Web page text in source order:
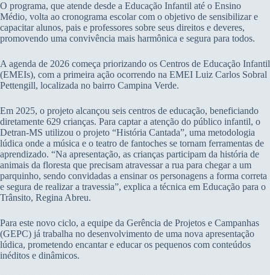
O programa, que atende desde a Educação Infantil até o Ensino
Médio, volta ao cronograma escolar com o objetivo de sensibilizar e
capacitar alunos, pais e professores sobre seus direitos e deveres,
promovendo uma convivência mais harmônica e segura para todos.
A agenda de 2026 começa priorizando os Centros de Educação Infantil
(EMEIs), com a primeira ação ocorrendo na EMEI Luiz Carlos Sobral
Pettengill, localizada no bairro Campina Verde.
Em 2025, o projeto alcançou seis centros de educação, beneficiando
diretamente 629 crianças. Para captar a atenção do público infantil, o
Detran-MS utilizou o projeto “História Cantada”, uma metodologia
lúdica onde a música e o teatro de fantoches se tornam ferramentas de
aprendizado. “Na apresentação, as crianças participam da história de
animais da floresta que precisam atravessar a rua para chegar a um
parquinho, sendo convidadas a ensinar os personagens a forma correta
e segura de realizar a travessia”, explica a técnica em Educação para o
Trânsito, Regina Abreu.
Para este novo ciclo, a equipe da Gerência de Projetos e Campanhas
(GEPC) já trabalha no desenvolvimento de uma nova apresentação
lúdica, prometendo encantar e educar os pequenos com conteúdos
inéditos e dinâmicos.